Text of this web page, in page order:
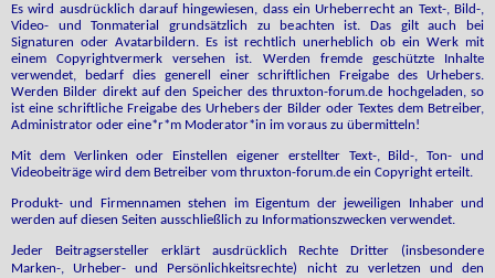
Es wird ausdrücklich darauf hingewiesen, dass ein Urheberrecht an Text-, Bild-,
Video- und Tonmaterial grundsätzlich zu beachten ist. Das gilt auch bei
Signaturen oder Avatarbildern. Es ist rechtlich unerheblich ob ein Werk mit
einem Copyrightvermerk versehen ist. Werden fremde geschützte Inhalte
verwendet, bedarf dies generell einer schriftlichen Freigabe des Urhebers.
Werden Bilder direkt auf den Speicher des thruxton-forum.de hochgeladen, so
ist eine schriftliche Freigabe des Urhebers der Bilder oder Textes dem Betreiber,
Administrator oder eine*r*m Moderator*in im voraus zu übermitteln!
Mit dem Verlinken oder Einstellen eigener erstellter Text-, Bild-, Ton- und
Videobeiträge wird dem Betreiber vom thruxton-forum.de ein Copyright erteilt.
Produkt- und Firmennamen stehen im Eigentum der jeweiligen Inhaber und
werden auf diesen Seiten ausschließlich zu Informationszwecken verwendet.
Jeder Beitragsersteller erklärt ausdrücklich Rechte Dritter (insbesondere
Marken-, Urheber- und Persönlichkeitsrechte) nicht zu verletzen und den